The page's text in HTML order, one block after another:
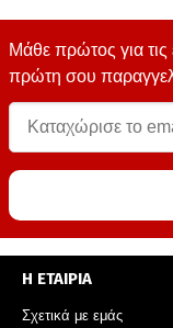
Μάθε πρώτος για τις
πρώτη σου
Η ΕΤΑΙΡΙΑ
Σχετικά με εμάς